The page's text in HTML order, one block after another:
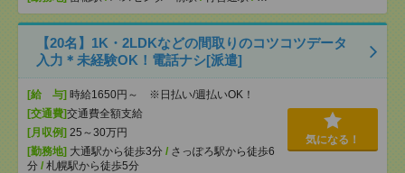
【20名】1K・2LDKなどの間取りのコツコツデータ
入力＊未経験OK！電話ナシ[派遣]
[給 与] 時給1650円～ ※日払い/週払いOK！
[交通費]交通費全額支給
[月収例] 25～30万円
[勤務地] 大通駅から徒歩3分 / さっぽろ駅から徒歩6
分 / 札幌駅から徒歩5分
気になる！